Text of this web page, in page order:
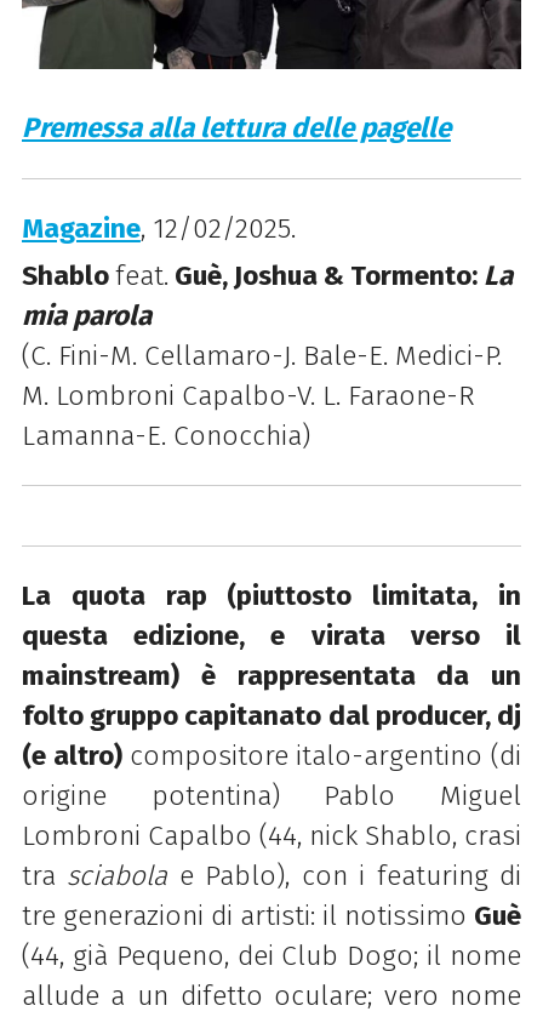
Premessa alla lettura delle pagelle
Magazine, 12/02/2025.
Shablofeat. Guè, Joshua & Tormento: La
mia parola
(C. Fini-M. Cellamaro-J. Bale-E. Medici-P.
M. Lombroni Capalbo-V. L. Faraone-R
Lamanna-E. Conocchia)
La quota rap (piuttosto limitata, in
questa edizione, e virata verso il
mainstream) è rappresentata da un
folto gruppo capitanato dal producer, dj
(e altro) compositore italo-argentino (di
origine potentina) Pablo Miguel
Lombroni Capalbo (44, nick Shablo, crasi
tra sciabola e Pablo), con i featuring di
tre generazioni di artisti: il notissimo Guè
(44, già Pequeno, dei Club Dogo; il nome
allude a un difetto oculare; vero nome